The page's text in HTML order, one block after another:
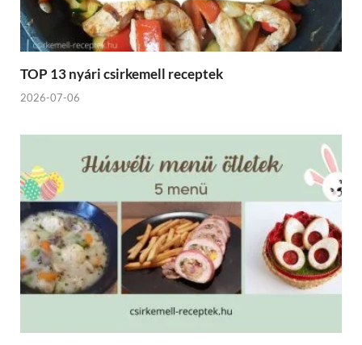
TOP 13 nyári csirkemell receptek
2026-07-06